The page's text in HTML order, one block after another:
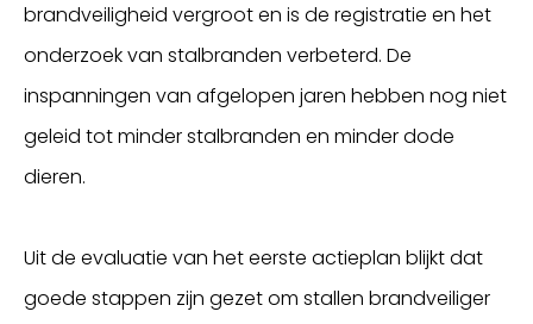
brandveiligheid vergroot en is de registratie en het
onderzoek van stalbranden verbeterd. De
inspanningen van afgelopen jaren hebben nog niet
geleid tot minder stalbranden en minder dode
dieren.
Uit de evaluatie van het eerste actieplan blijkt dat
goede stappen zijn gezet om stallen brandveiliger